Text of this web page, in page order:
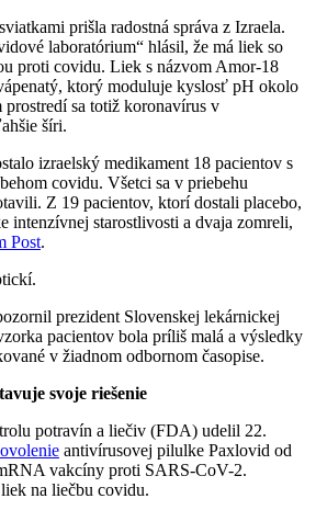
prišla radostná správa z Izraela.
laboratórium“ hlásil, že má liek so
proti covidu. Liek s názvom Amor-18
ktorý moduluje kyslosť pH okolo
sa totiž koronavírus v
šíri.
izraelský medikament 18 pacientov s
covidu. Všetci sa v priebehu
Z 19 pacientov, ktorí dostali placebo,
intenzívnej starostlivosti a dvaja zomreli,
Post.
prezident Slovenskej lekárnickej
pacientov bola príliš malá a výsledky
v žiadnom odbornom časopise.
svoje riešenie
potravín a liečiv (FDA) udelil 22.
antivírusovej pilulke Paxlovid od
vakcíny proti SARS-CoV-2.
na liečbu covidu.